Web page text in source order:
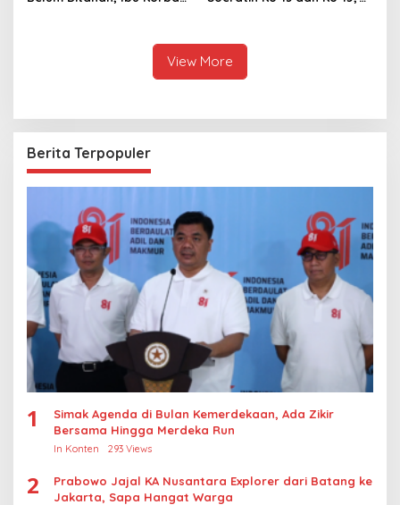
View More
Berita Terpopuler
1
Simak Agenda di Bulan Kemerdekaan, Ada Zikir
Bersama Hingga Merdeka Run
In Konten 293 Views
2
Prabowo Jajal KA Nusantara Explorer dari Batang ke
Jakarta, Sapa Hangat Warga